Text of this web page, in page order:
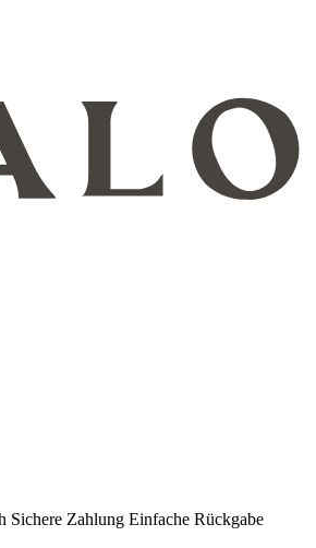
Sichere Zahlung Einfache Rückgabe